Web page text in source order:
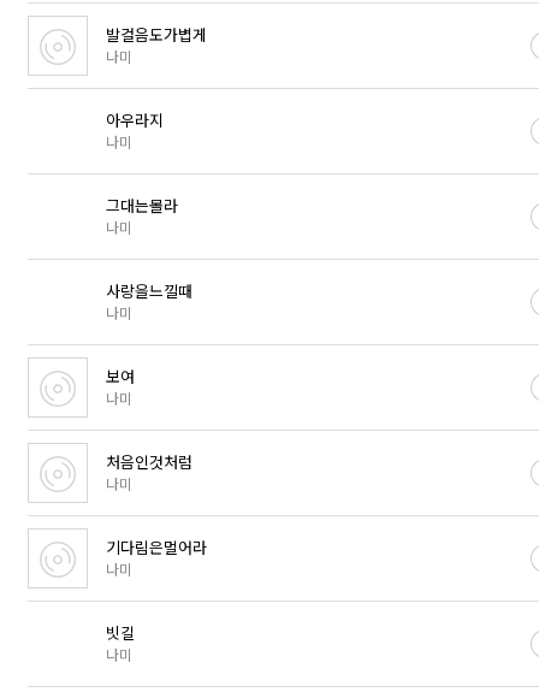
발걸음도가볍게
나미
아우라지
나미
그대는몰라
나미
사랑을느낄때
나미
보여
나미
처음인것처럼
나미
기다림은멀어라
나미
빗길
나미